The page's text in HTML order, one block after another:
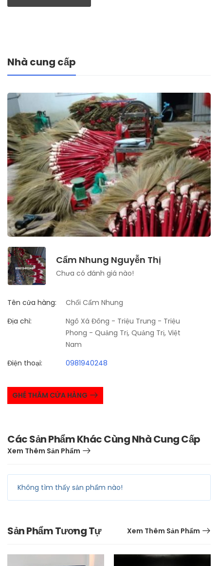
Nhà cung cấp
Cẩm Nhung Nguyễn Thị
Chưa có đánh giá nào!
Tên cửa hàng:
Chổi Cẩm Nhung
Địa chỉ:
Ngô Xá Đông - Triệu Trung - Triệu
Phong - Quảng Trị, Quảng Trị, Việt
Nam
Điện thoại:
0981940248
GHÉ THĂM CỬA HÀNG
Các Sản Phẩm Khác Cùng Nhà Cung Cấp
Xem Thêm Sản Phẩm
Không tìm thấy sản phẩm nào!
Sản Phẩm Tương Tự Xem Thêm Sản Phẩm